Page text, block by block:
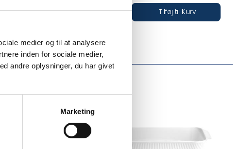
medier og til at analysere
inden for sociale medier,
andre oplysninger, du har givet
Marketing
Tilføj til Kurv
Tilføj til Kurv
•••